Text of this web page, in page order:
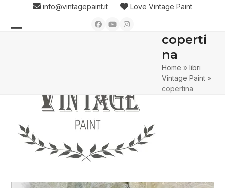
content
info@vintagepaint.it Love Vintage Paint
Facebook
YouTubeInstagram
coperti
na
Home »libri
Vintage Paint »
copertina